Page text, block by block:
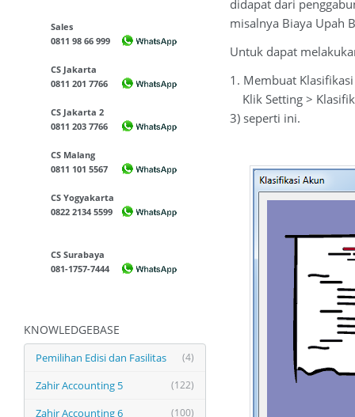
Sales
0811 98 66 999
CS Jakarta
0811 201 7766
CS Jakarta 2
0811 203 7766
CS Malang
0811 101 5567
CS Yogyakarta
0822 2134 5599
CS Surabaya
081-1757-7444
KNOWLEDGEBASE
(4)
Pemilihan Edisi dan Fasilitas
(122)
Zahir Accounting 5
(100)
Zahir Accounting 6
didapat dari
misalnya Biaya Upah
Untuk dapat
1. Membuat
Klik Setting >
3) seperti ini.